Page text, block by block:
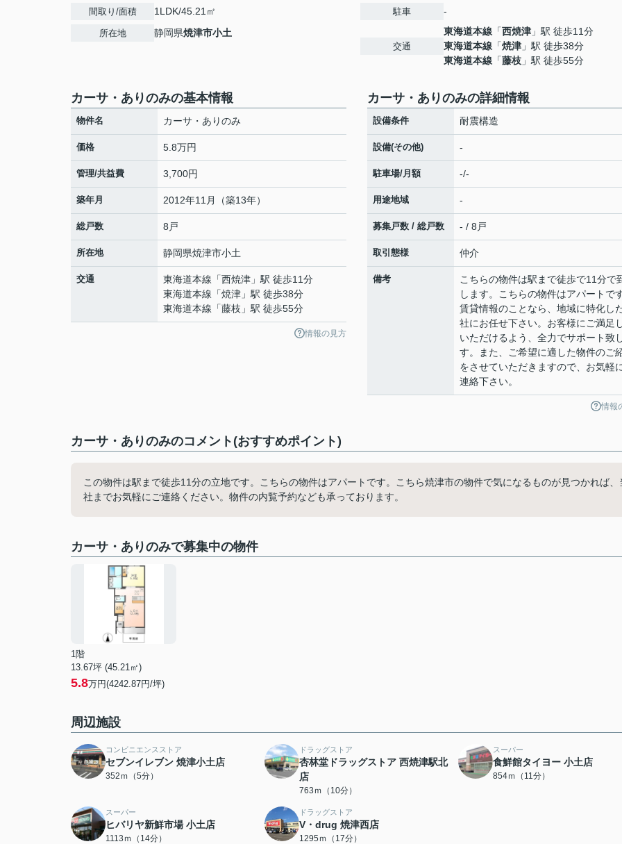
間取り/面積 1LDK/45.21㎡
所在地 静岡県焼津市小土
駐車 -
交通
東海道本線 「西焼津 」駅 徒歩11分
東海道本線 「焼津 」駅 徒歩38分
東海道本線 「藤枝 」駅 徒歩55分
カーサ・ありのみの基本情報
物件名 カーサ・ありのみ
価格 5.8万円
管理/共益費 3,700円
築年月 2012年11月（築13年）
総戸数 8戸
所在地 静岡県焼津市小土
交通 東海道本線 「西焼津 」駅 徒歩11分
東海道本線 「焼津 」駅 徒歩38分
東海道本線 「藤枝 」駅 徒歩55分
情報の見方
カーサ・ありのみの詳細情報
設備条件 耐震構造
設備(その他) -
駐車場/月額 -/-
用途地域 -
募集戸数 / 総戸数 - / 8戸
取引態様 仲介
備考
こちらの物件は駅まで徒歩で11分で
します。こちらの物件はアパートです
賃貸情報のことなら、地域に特化し
社にお任せ下さい。お客様にご満足
いただけるよう、全力でサポート致
す。また、ご希望に適した物件のご
をさせていただきますので、お気軽
連絡下さい。
情報
カーサ・ありのみのコメント(おすすめポイント)
この物件は駅まで徒歩11分の立地です。こちらの物件はアパートです。こちら焼津市の物件で気になるものが見つかれば、
社までお気軽にご連絡ください。物件の内覧予約なども承っております。
カーサ・ありのみで募集中の物件
1階
13.67坪 (45.21㎡)
5.8万円(4242.87円/坪)
周辺施設
コンビニエンスストア
セブンイレブン 焼津小土店
352ｍ（5分）
ドラッグストア
杏林堂ドラッグストア 西焼津駅北
店
763ｍ（10分）
スーパー
食鮮館タイヨー 小土店
854ｍ（11分）
スーパー
ヒバリヤ新鮮市場 小土店
1113ｍ（14分）
ドラッグストア
V・drug 焼津西店
1295ｍ（17分）